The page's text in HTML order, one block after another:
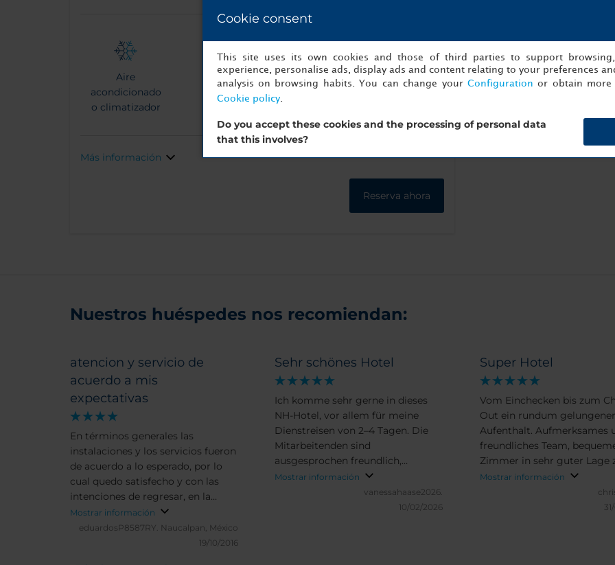
Aire
acondicionado
o climatizador
Más información
Reserva ahora
Nuestros huéspedes nos recomiendan:
atencion y servicio de
acuerdo a mis
expectativas
En términos generales las
instalaciones y los servicios fueron
de acuerdo a lo esperado, por lo
cual quedo satisfecho y con las
intenciones de regresar, en la
primera oportunidad que se me
presente. Me gustaría que tuvieran
Mostrar información
eduardosP8587RY. Naucalpan, México
19/10/2016
Sehr schönes Hotel
Ich komme sehr gerne in dieses
NH-Hotel, vor allem für meine
Dienstreisen von 2–4 Tagen. Die
Mitarbeitenden sind
ausgesprochen freundlich,
hilfsbereit und rund um die Uhr
bei allen Anliegen zur Stelle. Die
Zimmer sind sehr sauber und
Mostrar información
vanessahaase2026.
10/02/2026
Super Hotel
Vom Einchecken bis zum
Out ein rundum gelungener
Aufenthalt. Aufmerksames
freundliches Team,
Zimmer in sehr guter Lage
einem günstigen Preis.
Mostrar información
Cookie consent
This site uses its own cookies and those of third parties to support
experience, personalise ads, display ads and content relating to your preferences
analysis on browsing habits. You can change your Configuration or obtain
Cookie policy.
Do you accept these cookies and the processing of personal data
that this involves?